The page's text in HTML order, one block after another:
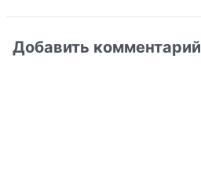
Добавить комментарий